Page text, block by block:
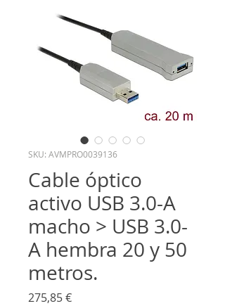
SKU: AVMPRO0039136
Cable óptico
activo USB 3.0-A
macho > USB 3.0-
A hembra 20 y 50
metros.
275,85 €Precio